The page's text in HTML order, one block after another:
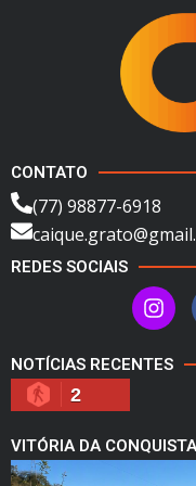
CONTATO
(77) 98877-6918
REDES SOCIAIS
NOTÍCIAS RECENTES
2
VITÓRIA DA CONQUISTA